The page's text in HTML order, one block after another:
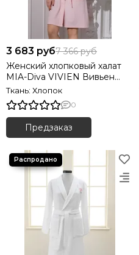
3 683 руб7 366 руб
Женский хлопковый халат
MIA-Diva VIVIEN Вивьен
6363
Ткань: Хлопок
0
Предзаказ